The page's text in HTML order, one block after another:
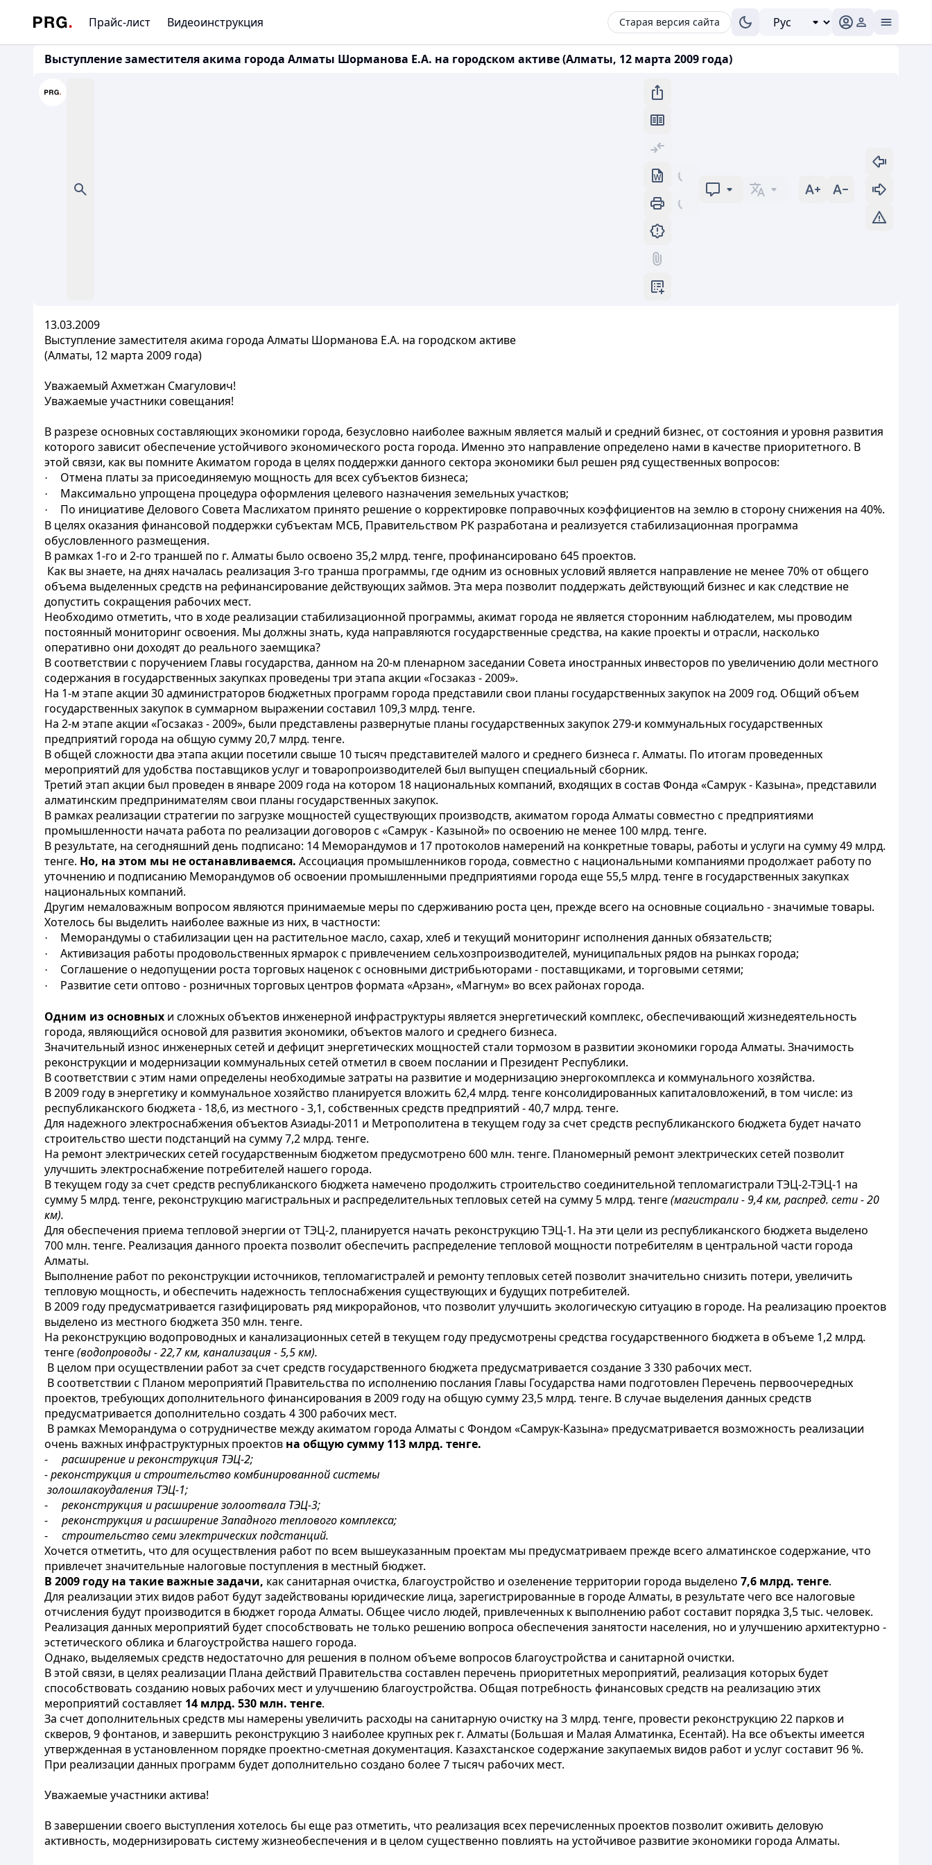
Прайс-лист Видеоинструкция Старая версия сайта
Выступление заместителя акима города Алматы Шорманова Е.А. на городском активе (Алматы, 12 марта 2009 года)
13.03.2009
Выступление заместителя акима города Алматы Шорманова Е.А. на городском активе
(Алматы, 12 марта 2009 года)
Уважаемый Ахметжан Смагулович!
Уважаемые участники совещания!
В разрезе основных составляющих экономики города, безусловно наиболее важным является малый и средний бизнес, от состояния и уровня развития
которого зависит обеспечение устойчивого экономического роста города. Именно это направление определено нами в качестве приоритетного. В
этой связи, как вы помните Акиматом города в целях поддержки данного сектора экономики был решен ряд существенных вопросов:
· Отмена платы за присоединяемую мощность для всех субъектов бизнеса;
· Максимально упрощена процедура оформления целевого назначения земельных участков;
·
По инициативе Делового Совета Маслихатом принято решение о корректировке поправочных коэффициентов на землю в сторону снижения на 40%.
В целях оказания финансовой поддержки субъектам МСБ, Правительством РК разработана и реализуется стабилизационная программа
обусловленного размещения.
В рамках 1-го и 2-го траншей по г. Алматы было освоено 35,2 млрд. тенге, профинансировано 645 проектов.
Как вы знаете, на днях началась реализация 3-го транша программы, где одним из основных условий является направление не менее 70% от общего
объема выделенных средств на рефинансирование действующих займов. Эта мера позволит поддержать действующий бизнес и как следствие не
допустить сокращения рабочих мест.
Необходимо отметить, что в ходе реализации стабилизационной программы, акимат города не является сторонним наблюдателем, мы проводим
постоянный мониторинг освоения. Мы должны знать, куда направляются государственные средства, на какие проекты и отрасли, насколько
оперативно они доходят до реального заемщика?
В соответствии с поручением Главы государства, данном на 20-м пленарном заседании Совета иностранных инвесторов по увеличению доли местного
содержания в государственных закупках проведены три этапа акции «Госзаказ - 2009».
На 1-м этапе акции 30 администраторов бюджетных программ города представили свои планы государственных закупок на 2009 год. Общий объем
государственных закупок в суммарном выражении составил 109,3 млрд. тенге.
На 2-м этапе акции «Госзаказ - 2009», были представлены развернутые планы государственных закупок 279-и коммунальных государственных
предприятий города на общую сумму 20,7 млрд. тенге.
В общей сложности два этапа акции посетили свыше 10 тысяч представителей малого и среднего бизнеса г. Алматы. По итогам проведенных
мероприятий для удобства поставщиков услуг и товаропроизводителей был выпущен специальный сборник.
Третий этап акции был проведен в январе 2009 года на котором 18 национальных компаний, входящих в состав Фонда «Самрук - Казына», представили
алматинским предпринимателям свои планы государственных закупок.
В рамках реализации стратегии по загрузке мощностей существующих производств, акиматом города Алматы совместно с предприятиями
промышленности начата работа по реализации договоров с «Самрук - Казыной» по освоению не менее 100 млрд. тенге.
В результате, на сегодняшний день подписано: 14 Меморандумов и 17 протоколов намерений на конкретные товары, работы и услуги на сумму 49 млрд.
тенге. Но, на этом мы не останавливаемся. Ассоциация промышленников города, совместно с национальными компаниями продолжает работу по
уточнению и подписанию Меморандумов об освоении промышленными предприятиями города еще 55,5 млрд. тенге в государственных закупках
национальных компаний.
Другим немаловажным вопросом являются принимаемые меры по сдерживанию роста цен, прежде всего на основные социально - значимые товары.
Хотелось бы выделить наиболее важные из них, в частности:
· Меморандумы о стабилизации цен на растительное масло, сахар, хлеб и текущий мониторинг исполнения данных обязательств;
· Активизация работы продовольственных ярмарок с привлечением сельхозпроизводителей, муниципальных рядов на рынках города;
· Соглашение о недопущении роста торговых наценок с основными дистрибьюторами - поставщиками, и торговыми сетями;
· Развитие сети оптово - розничных торговых центров формата «Арзан», «Магнум» во всех районах города.
Одним из основных и сложных объектов инженерной инфраструктуры является энергетический комплекс, обеспечивающий жизнедеятельность
города, являющийся основой для развития экономики, объектов малого и среднего бизнеса.
Значительный износ инженерных сетей и дефицит энергетических мощностей стали тормозом в развитии экономики города Алматы. Значимость
реконструкции и модернизации коммунальных сетей отметил в своем послании и Президент Республики.
В соответствии с этим нами определены необходимые затраты на развитие и модернизацию энергокомплекса и коммунального хозяйства.
В 2009 году в энергетику и коммунальное хозяйство планируется вложить 62,4 млрд. тенге консолидированных капиталовложений, в том числе: из
республиканского бюджета - 18,6, из местного - 3,1, собственных средств предприятий - 40,7 млрд. тенге.
Для надежного электроснабжения объектов Азиады-2011 и Метрополитена в текущем году за счет средств республиканского бюджета будет начато
строительство шести подстанций на сумму 7,2 млрд. тенге.
На ремонт электрических сетей государственным бюджетом предусмотрено 600 млн. тенге. Планомерный ремонт электрических сетей позволит
улучшить электроснабжение потребителей нашего города.
В текущем году за счет средств республиканского бюджета намечено продолжить строительство соединительной тепломагистрали ТЭЦ-2-ТЭЦ-1 на
сумму 5 млрд. тенге, реконструкцию магистральных и распределительных тепловых сетей на сумму 5 млрд. тенге(магистрали - 9,4 км, распред. сети - 20
км).
Для обеспечения приема тепловой энергии от ТЭЦ-2, планируется начать реконструкцию ТЭЦ-1. На эти цели из республиканского бюджета выделено
700 млн. тенге. Реализация данного проекта позволит обеспечить распределение тепловой мощности потребителям в центральной части города
Алматы.
Выполнение работ по реконструкции источников, тепломагистралей и ремонту тепловых сетей позволит значительно снизить потери, увеличить
тепловую мощность, и обеспечить надежность теплоснабжения существующих и будущих потребителей.
В 2009 году предусматривается газифицировать ряд микрорайонов, что позволит улучшить экологическую ситуацию в городе. На реализацию проектов
выделено из местного бюджета 350 млн. тенге.
На реконструкцию водопроводных и канализационных сетей в текущем году предусмотрены средства государственного бюджета в объеме 1,2 млрд.
тенге(водопроводы - 22,7 км, канализация - 5,5 км).
В целом при осуществлении работ за счет средств государственного бюджета предусматривается создание 3 330 рабочих мест.
В соответствии с Планом мероприятий Правительства по исполнению послания Главы Государства нами подготовлен Перечень первоочередных
проектов, требующих дополнительного финансирования в 2009 году на общую сумму 23,5 млрд. тенге. В случае выделения данных средств
предусматривается дополнительно создать 4 300 рабочих мест.
В рамках Меморандума о сотрудничестве между акиматом города Алматы с Фондом «Самрук-Казына» предусматривается возможность реализации
очень важных инфраструктурных проектов на общую сумму 113 млрд. тенге.
-
расширение и реконструкция ТЭЦ-2;
- реконструкция и строительство комбинированной системы
золошлакоудаления ТЭЦ-1;
-
реконструкция и расширение золоотвала ТЭЦ-3;
-
реконструкция и расширение Западного теплового комплекса;
-
строительство семи электрических подстанций.
Хочется отметить, что для осуществления работ по всем вышеуказанным проектам мы предусматриваем прежде всего алматинское содержание, что
привлечет значительные налоговые поступления в местный бюджет.
В 2009 году на такие важные задачи, как санитарная очистка, благоустройство и озеленение территории города выделено 7,6 млрд. тенге.
Для реализации этих видов работ будут задействованы юридические лица, зарегистрированные в городе Алматы, в результате чего все налоговые
отчисления будут производится в бюджет города Алматы. Общее число людей, привлеченных к выполнению работ составит порядка 3,5 тыс. человек.
Реализация данных мероприятий будет способствовать не только решению вопроса обеспечения занятости населения, но и улучшению архитектурно -
эстетического облика и благоустройства нашего города.
Однако, выделяемых средств недостаточно для решения в полном объеме вопросов благоустройства и санитарной очистки.
В этой связи, в целях реализации Плана действий Правительства составлен перечень приоритетных мероприятий, реализация которых будет
способствовать созданию новых рабочих мест и улучшению благоустройства. Общая потребность финансовых средств на реализацию этих
мероприятий составляет 14 млрд. 530 млн. тенге.
За счет дополнительных средств мы намерены увеличить расходы на санитарную очистку на 3 млрд. тенге, провести реконструкцию 22 парков и
скверов, 9 фонтанов, и завершить реконструкцию 3 наиболее крупных рек г. Алматы (Большая и Малая Алматинка, Есентай). На все объекты имеется
утвержденная в установленном порядке проектно-сметная документация. Казахстанское содержание закупаемых видов работ и услуг составит 96 %.
При реализации данных программ будет дополнительно создано более 7 тысяч рабочих мест.
Уважаемые участники актива!
В завершении своего выступления хотелось бы еще раз отметить, что реализация всех перечисленных проектов позволит оживить деловую
активность, модернизировать систему жизнеобеспечения и в целом существенно повлиять на устойчивое развитие экономики города Алматы.